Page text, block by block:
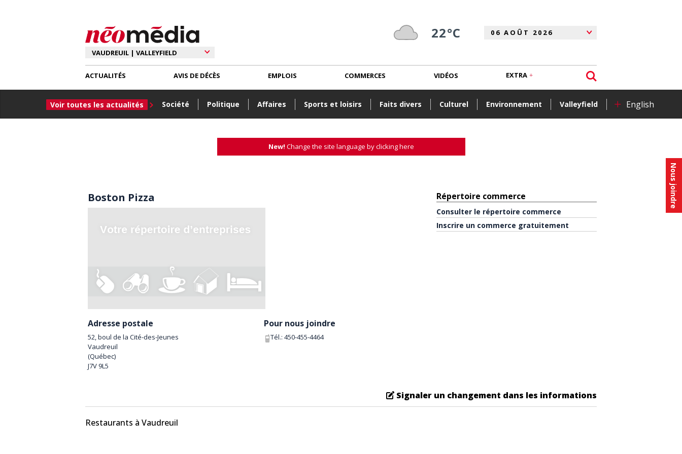
Nous joindre
22°C
ACTUALITÉS
Voir toutes les actualités Société Politique Affaires Sports et loisirs Faits divers Culturel Environnement Valleyfield + English
AVIS DE DÉCÈS EMPLOIS COMMERCES VIDÉOS EXTRA
New! Change the site language by clicking here
Boston Pizza
Adresse postale
52, boul de la Cité-des-Jeunes
Vaudreuil
(Québec)
J7V 9L5
Pour nous joindre
Tél.: 450-455-4464
Répertoire commerce
Consulter le répertoire commerce
Inscrire un commerce gratuitement
Signaler un changement dans les informations
Restaurants à Vaudreuil